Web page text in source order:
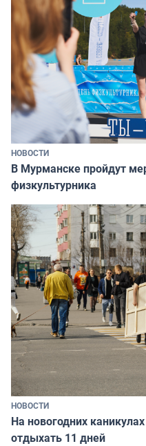
НОВОСТИ
В Мурманске пройдут
физкультурника
НОВОСТИ
На новогодних
отдыхать 11 дней